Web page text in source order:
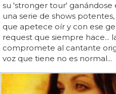
su 'stronger tour' ganándose
una serie de shows
que apetece oír y con ese
request que siempre hace...
compromete al cantante
voz que tiene no es normal...